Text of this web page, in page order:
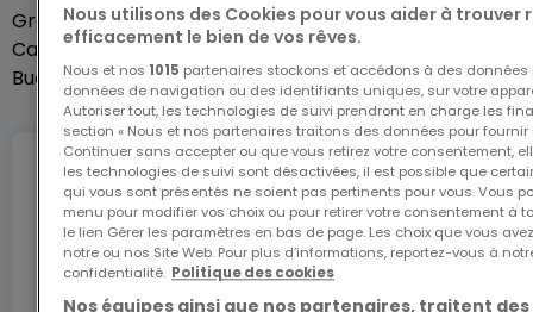
58 à 127 m² ; certains avec des espaces plus hauts.
De grandes fenêtres dans tous les appartements
enrichissent votre bien-être. Des fenêtres Velux de
protection solaire électriques supplémentaires
complètent confortablement l'éclairage au dernier
étage.
Vivre ensemble, mais sans obligation, est tout
aussi prisé que votre propre espace de terrasse ou
GrenierOui
Cave Oui
BuanderieOui
Internet
L'internet Giga : l'Internet à domicile
Bénéficiez d’1 mois d’internet gratuit avec le code
Nous utilisons des Cookies pour vous aider à trouver
efficacement le bien de vos rêves.
Nous et nos 1015 partenaires stockons et accédons à des
données de navigation ou des identifiants uniques, sur votre
Autoriser tout, les technologies de suivi prendront en charge les
section « Nous et nos partenaires traitons des données pour fournir
Continuer sans accepter ou que vous retirez votre consentement,
les technologies de suivi sont désactivées, il est possible que
qui vous sont présentés ne soient pas pertinents pour vous. Vous
menu pour modifier vos choix ou pour retirer votre consentement à
le lien Gérer les paramètres en bas de page. Les choix que vous
notre ou nos Site Web. Pour plus d’informations, reportez-vous à
confidentialité. Politique des cookies
Nos équipes ainsi que nos partenaires, traitent